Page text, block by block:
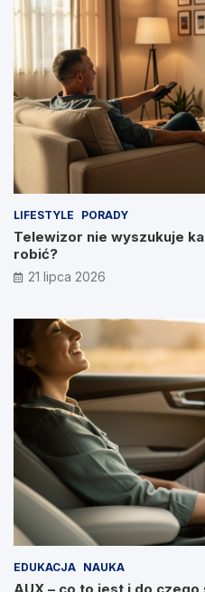
LIFESTYLE PORADY
Telewizor nie wyszukuje
robić?
21 lipca 2026
EDUKACJA NAUKA
AUX – co to jest i do czego